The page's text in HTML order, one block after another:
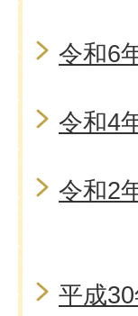
令和6
令和4
令和2
平成